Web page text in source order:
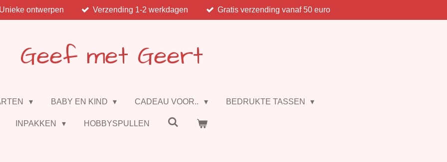
Unieke ontwerpen Verzending 1-2 werkdagen Gratis verzending vanaf 50 euro
Geef met Geert
BABY EN KIND CADEAU VOOR.. BEDRUKTE TASSEN
INPAKKEN HOBBYSPULLEN